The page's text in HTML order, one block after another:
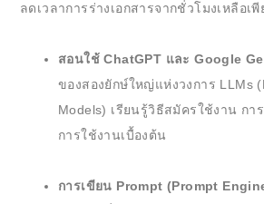
ลดเวลาการร่างเอกสารจากชั่วโมงเหลือเ
สอนใช้ ChatGPT และ Google
ของสองยักษ์ใหญ่แห่งวงการ LLMs
Models) เรียนรู้วิธีสมัครใช้งาน กา
การใช้งานเบื้องต้น
การเขียน Prompt (Prompt